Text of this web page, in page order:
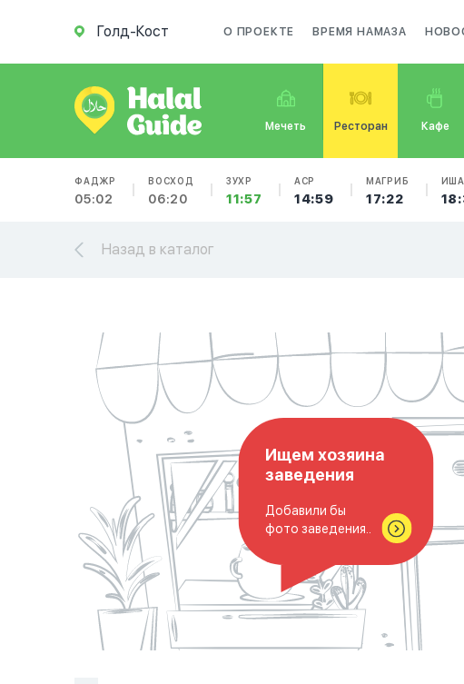
Голд-Кост О ПРОЕКТЕ ВРЕМЯ НАМАЗА
Мечеть Ресторан Кафе
ФАДЖР
05:02
ВОСХОД
06:20
ЗУХР
11:57
АСР
14:59
МАГРИБ
17:22
ИША
Назад в каталог
Ищем хозяина
заведения
Добавили бы
фото заведения..